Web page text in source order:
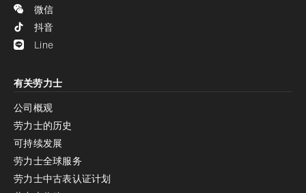
微信
抖音
Line
有关劳力士
公司概观
劳力士的历史
可持续发展
劳力士全球服务
劳力士中古表认证计划